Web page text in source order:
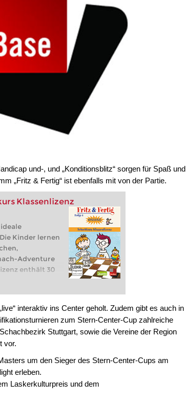
und-, und „Konditionsblitz“ sorgen für Spaß und
„Fritz & Fertig“ ist ebenfalls mit von der Partie.
Klassenlizenz
Kinder lernen
Adventure
enthält 30
Konten für die
interaktiv ins Center geholt. Zudem gibt es auch in
zum Stern-Center-Cup zahlreiche
Stuttgart, sowie die Vereine der Region
vor.
um den Sieger des Stern-Center-Cups am
erleben.
Laskerkulturpreis und dem